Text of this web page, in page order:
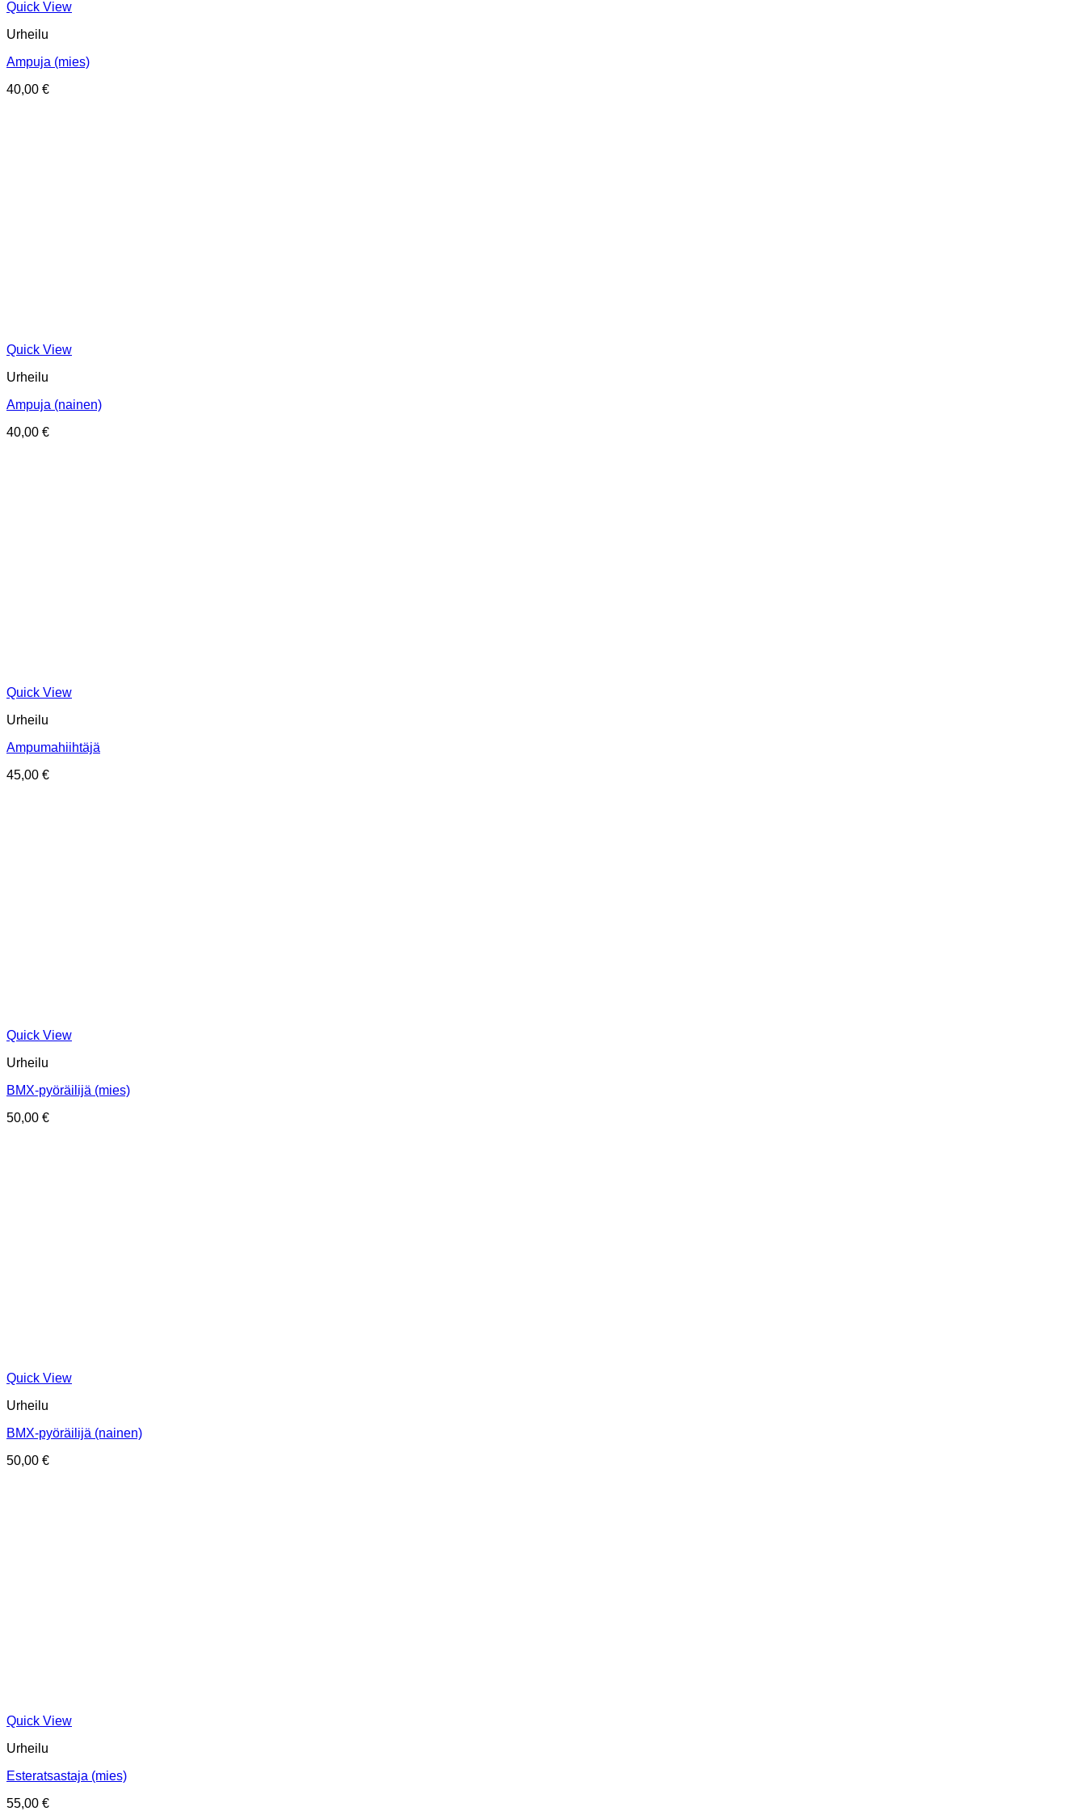
Quick View
Urheilu
Ampuja (mies)
40,00 €
Quick View
Urheilu
Ampuja (nainen)
40,00 €
Quick View
Urheilu
Ampumahiihtäjä
45,00 €
Quick View
Urheilu
BMX-pyöräilijä (mies)
50,00 €
Quick View
Urheilu
BMX-pyöräilijä (nainen)
50,00 €
Quick View
Urheilu
Esteratsastaja (mies)
55,00 €